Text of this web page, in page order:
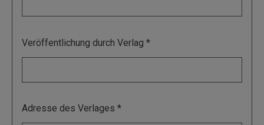
Veröffentlichung durch Verlag
Adresse des Verlages